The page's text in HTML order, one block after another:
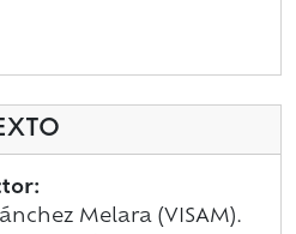
Melara (VISAM).